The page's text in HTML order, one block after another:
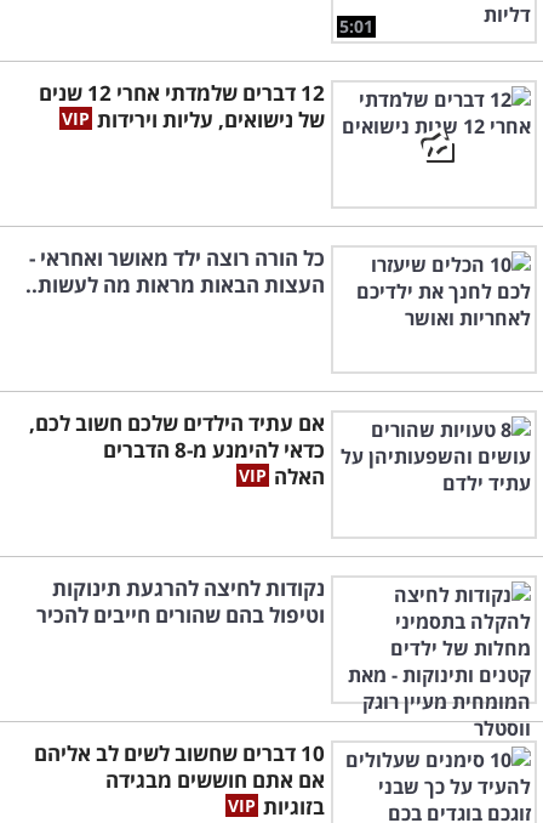
5:01
12 דברים שלמדתי אחרי 12 שנים
של נישואים, עליות וירידות
כל הורה רוצה ילד מאושר ואחראי -
העצות הבאות מראות מה לעשות..
אם עתיד הילדים שלכם חשוב לכם,
כדאי להימנע מ-8 הדברים
האלה
נקודות לחיצה להרגעת תינוקות
וטיפול בהם שהורים חייבים להכיר
10 דברים שחשוב לשים לב אליהם
אם אתם חוששים מבגידה
בזוגיות